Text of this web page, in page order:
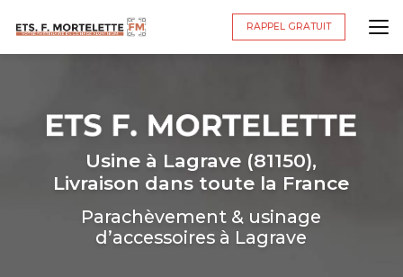
principal
RAPPEL GRATUIT
Usine à Lagrave (81150),
Livraison dans toute la France
Parachèvement & usinage
d’accessoires à Lagrave